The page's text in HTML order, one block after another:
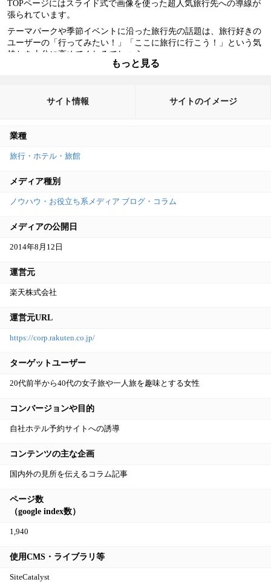
TOPページにはスライド式で画像を使った超人気旅行先への導線が
張られています。
テーマパークや季節イベントに沿った旅行先の話題は、旅行好きの
ユーザーの「行ってみたい！」「ここに旅行に行こう！」という気
持ちを十分に高めてくれるでしょう。
旅行先を決める時の重要要素は、自宅にいながらいかに現地の良さ
地に行ったらどういうことができるのか」を具体的に教えてくれる
何よりも、マイトリップというWEBマガジンは楽天株式会社が提供
も非常に自然に感じられます。
充実度だけでも十分コンバージョンに繋がるサイトだと考えられま
もっと見る
サイト情報 サイトのイメージ
業種
旅行・ホテル・旅館
メディア種別
ノウハウ・お役立ち系メディア ブログ・コラム
メディアの公開日
2014年8月12日
運営元
楽天株式会社
運営元URL
https://corp.rakuten.co.jp/
ターゲットユーザー
20代前半から40代の女子旅や一人旅を趣味とする女性
コンバージョンや目的
自社ホテル予約サイトへの誘導
コンテンツの主な企画
国内外の見所を伝えるコラム記事
ページ数
（google index数）
1,940
使用CMS・ライブラリ等
SiteCatalyst